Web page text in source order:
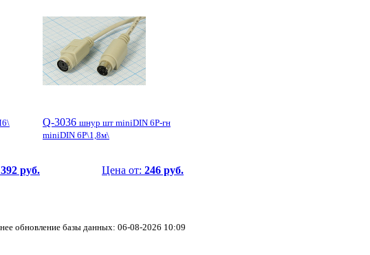
392 руб.
Q-3036 шнур шт miniDIN 6P-гн
miniDIN 6P\1,8м\
Цена от: 246 руб.
обновление базы данных: 06-08-2026 10:09